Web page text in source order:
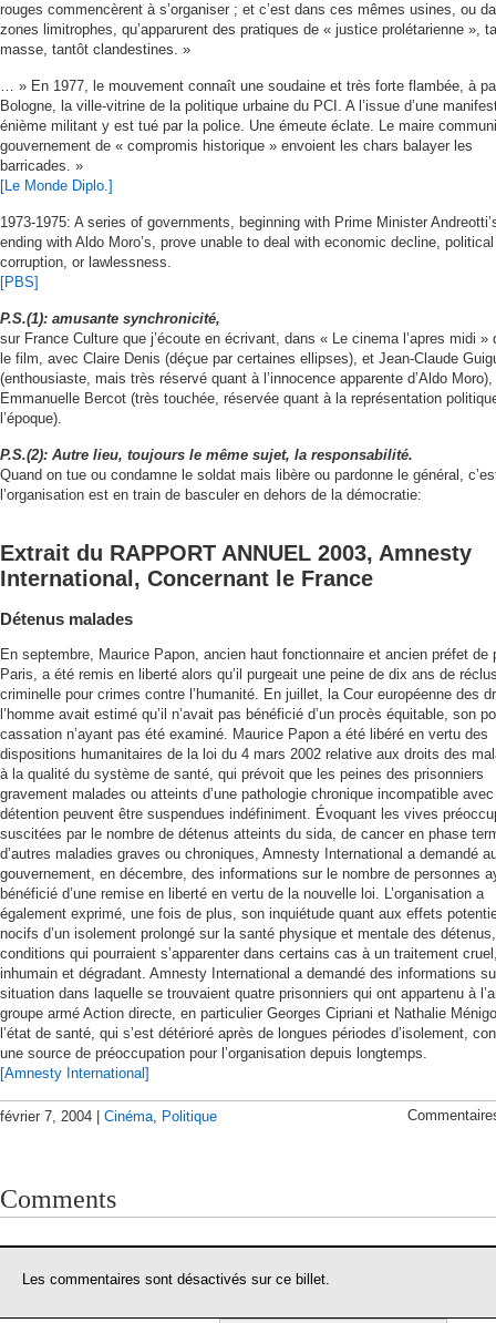
rouges commencèrent à s’organiser ; et c’est dans ces mêmes usines, ou
zones limitrophes, qu’apparurent des pratiques de « justice prolétarienne »,
masse, tantôt clandestines. »
… » En 1977, le mouvement connaît une soudaine et très forte flambée, à
Bologne, la ville-vitrine de la politique urbaine du PCI. A l’issue d’une
énième militant y est tué par la police. Une émeute éclate. Le maire
gouvernement de « compromis historique » envoient les chars balayer les
barricades. »
[Le Monde Diplo.]
1973-1975: A series of governments, beginning with Prime Minister
ending with Aldo Moro’s, prove unable to deal with economic decline, political
corruption, or lawlessness.
[PBS]
P.S.(1): amusante synchronicité,
sur France Culture que j’écoute en écrivant, dans « Le cinema l’apres midi »
le film, avec Claire Denis (déçue par certaines ellipses), et Jean-Claude
(enthousiaste, mais très réservé quant à l’innocence apparente d’Aldo Moro),
Emmanuelle Bercot (très touchée, réservée quant à la représentation
l’époque).
P.S.(2): Autre lieu, toujours le même sujet, la responsabilité.
Quand on tue ou condamne le soldat mais libère ou pardonne le général,
l’organisation est en train de basculer en dehors de la démocratie:
Extrait du RAPPORT ANNUEL 2003, Amnesty
International, Concernant le France
Détenus malades
En septembre, Maurice Papon, ancien haut fonctionnaire et ancien préfet de
Paris, a été remis en liberté alors qu’il purgeait une peine de dix ans de
criminelle pour crimes contre l’humanité. En juillet, la Cour européenne des
l’homme avait estimé qu’il n’avait pas bénéficié d’un procès équitable, son
cassation n’ayant pas été examiné. Maurice Papon a été libéré en vertu des
dispositions humanitaires de la loi du 4 mars 2002 relative aux droits des
à la qualité du système de santé, qui prévoit que les peines des prisonniers
gravement malades ou atteints d’une pathologie chronique incompatible
détention peuvent être suspendues indéfiniment. Évoquant les vives
suscitées par le nombre de détenus atteints du sida, de cancer en phase
d’autres maladies graves ou chroniques, Amnesty International a demandé
gouvernement, en décembre, des informations sur le nombre de personnes
bénéficié d’une remise en liberté en vertu de la nouvelle loi. L’organisation a
également exprimé, une fois de plus, son inquiétude quant aux effets
nocifs d’un isolement prolongé sur la santé physique et mentale des
conditions qui pourraient s’apparenter dans certains cas à un traitement
inhumain et dégradant. Amnesty International a demandé des informations
situation dans laquelle se trouvaient quatre prisonniers qui ont appartenu à
groupe armé Action directe, en particulier Georges Cipriani et Nathalie
l’état de santé, qui s’est détérioré après de longues périodes d’isolement,
une source de préoccupation pour l’organisation depuis longtemps.
[Amnesty International]
février 7, 2004 | Cinéma Politique
Comments
Les commentaires sont désactivés sur ce billet.